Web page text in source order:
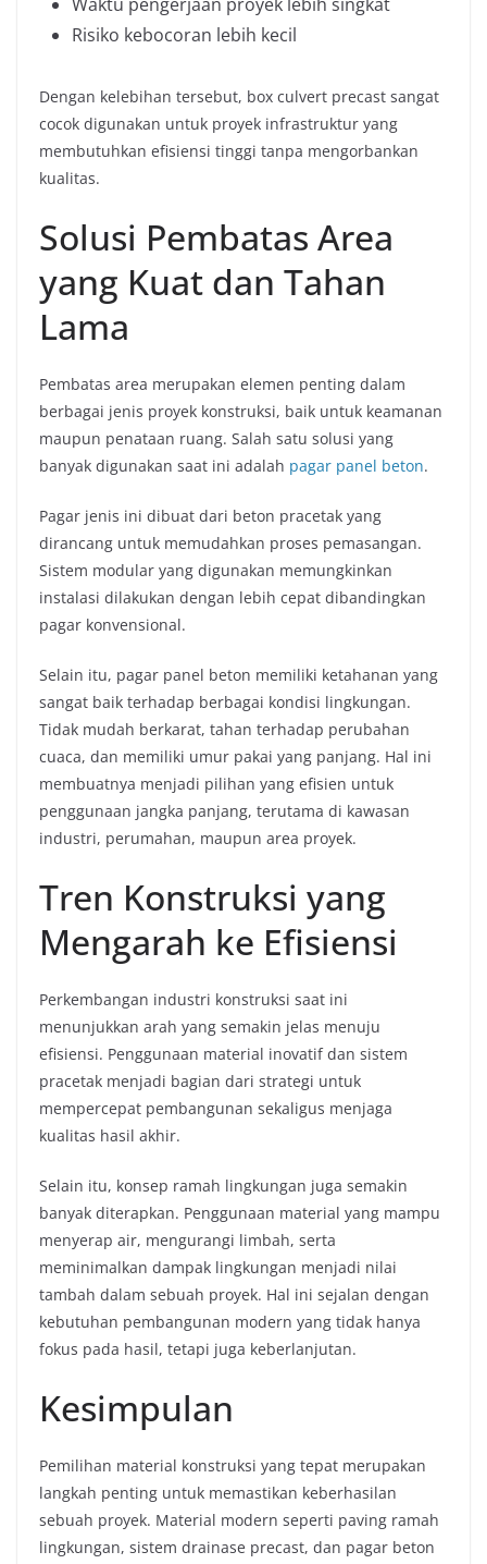
Risiko kebocoran lebih kecil
Dengan kelebihan tersebut, box culvert precast sangat
cocok digunakan untuk proyek infrastruktur yang
membutuhkan efisiensi tinggi tanpa mengorbankan
kualitas.
Solusi Pembatas Area
yang Kuat dan Tahan
Lama
Pembatas area merupakan elemen penting dalam
berbagai jenis proyek konstruksi, baik untuk keamanan
maupun penataan ruang. Salah satu solusi yang
banyak digunakan saat ini adalah pagar panel beton.
Pagar jenis ini dibuat dari beton pracetak yang
dirancang untuk memudahkan proses pemasangan.
Sistem modular yang digunakan memungkinkan
instalasi dilakukan dengan lebih cepat dibandingkan
pagar konvensional.
Selain itu, pagar panel beton memiliki ketahanan yang
sangat baik terhadap berbagai kondisi lingkungan.
Tidak mudah berkarat, tahan terhadap perubahan
cuaca, dan memiliki umur pakai yang panjang. Hal ini
membuatnya menjadi pilihan yang efisien untuk
penggunaan jangka panjang, terutama di kawasan
industri, perumahan, maupun area proyek.
Tren Konstruksi yang
Mengarah ke Efisiensi
Perkembangan industri konstruksi saat ini
menunjukkan arah yang semakin jelas menuju
efisiensi. Penggunaan material inovatif dan sistem
pracetak menjadi bagian dari strategi untuk
mempercepat pembangunan sekaligus menjaga
kualitas hasil akhir.
Selain itu, konsep ramah lingkungan juga semakin
banyak diterapkan. Penggunaan material yang mampu
menyerap air, mengurangi limbah, serta
meminimalkan dampak lingkungan menjadi nilai
tambah dalam sebuah proyek. Hal ini sejalan dengan
kebutuhan pembangunan modern yang tidak hanya
fokus pada hasil, tetapi juga keberlanjutan.
Kesimpulan
Pemilihan material konstruksi yang tepat merupakan
langkah penting untuk memastikan keberhasilan
sebuah proyek. Material modern seperti paving ramah
lingkungan, sistem drainase precast, dan pagar beton